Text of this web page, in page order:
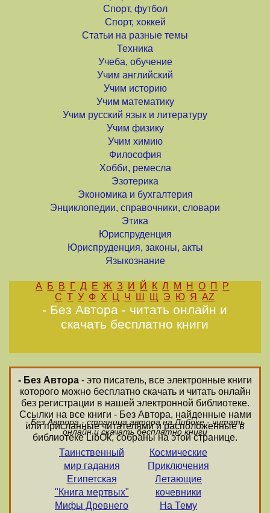
Спорт, футбол
Спорт, хоккей
Статьи на разные темы
Техника
Учеба, обучение
Учим английский
Учим историю
Учим математику
Учим русский язык и литературу
Учим физику
Учим химию
Философия
Хобби, ремесла
Эзотерика
Экономика и бухгалтерия
Энциклопедии, справочники, словари
Этика
Юриспруденция
Юриспруденция, законы, акты
Языкознание
А Б В Г Д Е Ж З И Й К Л М Н О П
Р
С Т У Ф Х Ц Ч Ш Щ Э Ю Я AZ
- Без Автора - читать онлайн и
скачать бесплатно книги
- Без Автора - это писатель, все электронные книги
которого можно бесплатно скачать и читать онлайн
без регистрации в нашей электронной библиотеке.
Ссылки на все книги - Без Автора, найденные нами
или присланные читателями и расположенные в
библиотеке LibOk, собраны на этой странице.
- Без Автора - страница автора на Либоке - читать
онлайн и скачать бесплатно книги
Таинственный
мир гадания
Египетская
"Книга мертвых"
Мифы Древнего
Космические
Приключения
Летающие
кочевники
На Тему